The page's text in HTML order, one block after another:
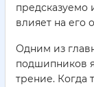
предсказуемо
влияет на его
Одним из
подшипников
трение. Когда